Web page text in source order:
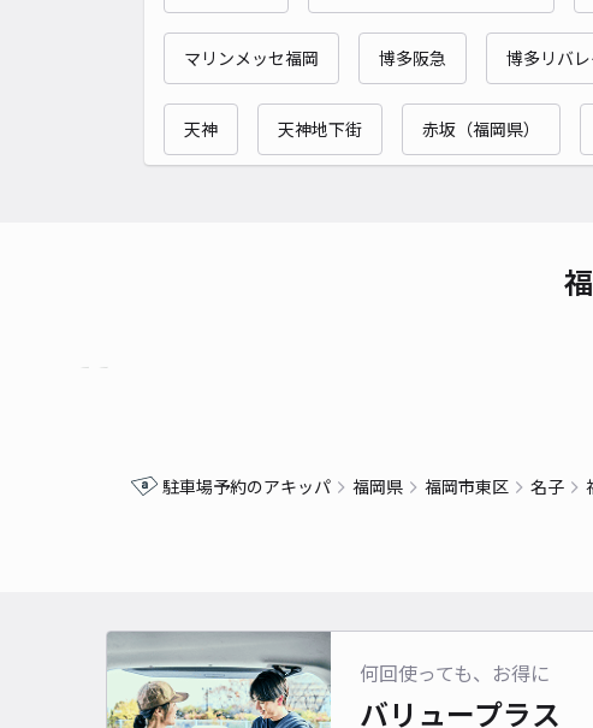
マリンメッセ福岡 博多阪急 博多リバ
天神 天神地下街 赤坂（福岡県）
駐車場予約のアキッパ 福岡県 福岡市東区 名子
何回使っても、お得に
バリュープラス